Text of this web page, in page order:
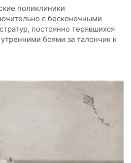
поликлиники
с бесконечными
постоянно терявшихся
боями за талончик к